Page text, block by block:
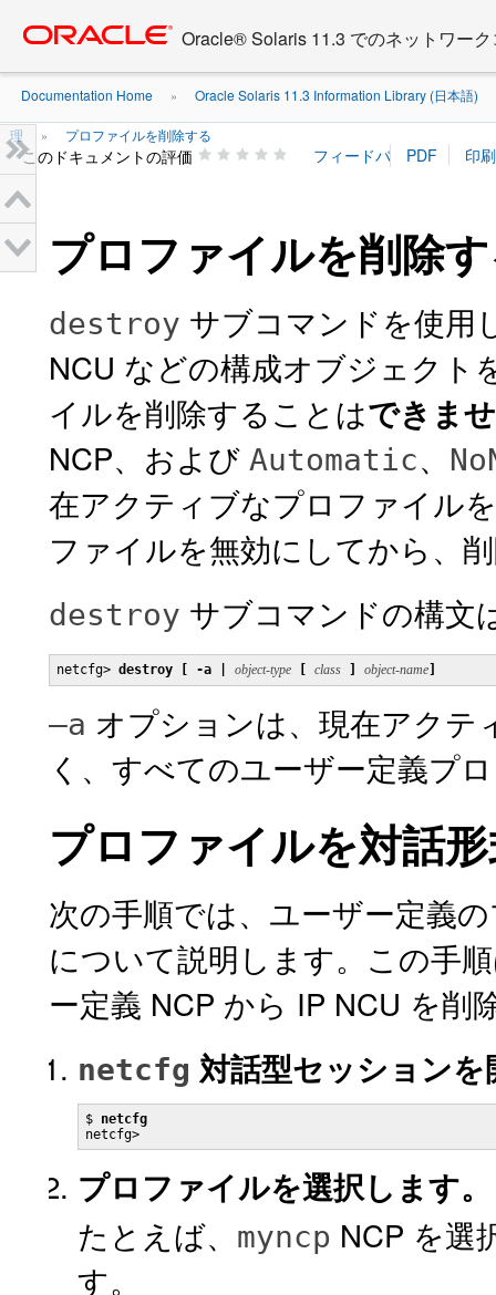
content
Oracle® Solaris 11.3 でのネットワー
Documentation Home » Oracle Solaris 11.3 Information Library (日本語)
理 » プロファイルを削除する
このドキュメントの評価
プロファイルを削除
destroy サブコマンドを使用
NCU などの構成オブジェクト
イルを削除することはできま
NCP、および Automatic、
在アクティブなプロファイル
ファイルを無効にしてから、
destroy サブコマンドの構文
netcfg> destroy [ -a | object-type class object-name
–a オプションは、現在アクテ
く、すべてのユーザー定義プ
プロファイルを対話
次の手順では、ユーザー定義
について説明します。この手
ー定義 NCP から IP NCU を削
netcfg 対話型セッション
$ netcfg
netcfg>
プロファイルを選択します。
たとえば、 myncp NCP を選
す。